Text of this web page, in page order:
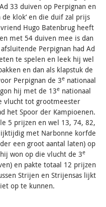
33 duiven op Perpignan en
klok‘ en die duif zal prijs
Hugo Batenbrug heeft
met 54 duiven mee is dan
Perpignan had Ad
te spelen en leek hij wel
en dan als klapstuk de
Perpignan de 3e nationaal
hij met de 13e nationaal
vlucht tot grootmeester
het Spoor der Kampioenen.
5 prijzen en wel 13, 74, 82,
met Narbonne korfde
een groot aantal laten) op
won op die vlucht de 3e
en pakte totaal 12 prijzen
Strijen en Strijensas lijkt
op te kunnen.